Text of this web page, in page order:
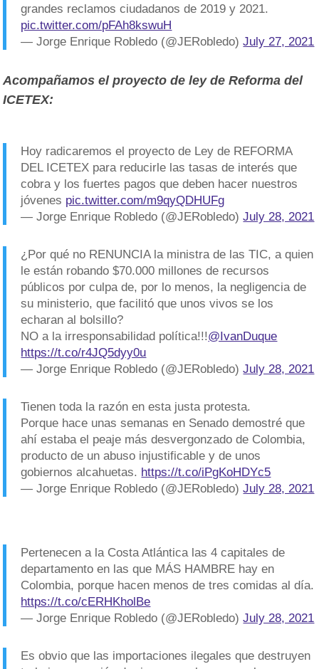
grandes reclamos ciudadanos de 2019 y 2021.
pic.twitter.com/pFAh8kswuH
— Jorge Enrique Robledo (@JERobledo)July 27, 2021
Acompañamos el proyecto de ley de Reforma del
ICETEX:
Hoy radicaremos el proyecto de Ley de REFORMA
DEL ICETEX para reducirle las tasas de interés que
cobra y los fuertes pagos que deben hacer nuestros
jóvenes pic.twitter.com/m9qyQDHUFg
— Jorge Enrique Robledo (@JERobledo)July 28, 2021
¿Por qué no RENUNCIA la ministra de las TIC, a quien
le están robando $70.000 millones de recursos
públicos por culpa de, por lo menos, la negligencia de
su ministerio, que facilitó que unos vivos se los
echaran al bolsillo?
NO a la irresponsabilidad política!!!@IvanDuque
https://t.co/r4JQ5dyy0u
— Jorge Enrique Robledo (@JERobledo)July 28, 2021
Tienen toda la razón en esta justa protesta.
Porque hace unas semanas en Senado demostré que
ahí estaba el peaje más desvergonzado de Colombia,
producto de un abuso injustificable y de unos
gobiernos alcahuetas. https://t.co/iPgKoHDYc5
— Jorge Enrique Robledo (@JERobledo)July 28, 2021
Pertenecen a la Costa Atlántica las 4 capitales de
departamento en las que MÁS HAMBRE hay en
Colombia, porque hacen menos de tres comidas al día.
https://t.co/cERHKholBe
— Jorge Enrique Robledo (@JERobledo)July 28, 2021
Es obvio que las importaciones ilegales que destruyen